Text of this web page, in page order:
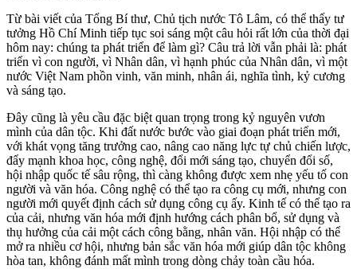
Từ bài viết của Tổng Bí thư, Chủ tịch nước Tô Lâm, có thể thấy tư
tưởng Hồ Chí Minh tiếp tục soi sáng một câu hỏi rất lớn của thời đại
hôm nay: chúng ta phát triển để làm gì? Câu trả lời vẫn phải là: phát
triển vì con người, vì Nhân dân, vì hạnh phúc của Nhân dân, vì một
nước Việt Nam phồn vinh, văn minh, nhân ái, nghĩa tình, kỷ cương
và sáng tạo.
Đây cũng là yêu cầu đặc biệt quan trọng trong kỷ nguyên vươn
mình của dân tộc. Khi đất nước bước vào giai đoạn phát triển mới,
với khát vọng tăng trưởng cao, nâng cao năng lực tự chủ chiến lược,
đẩy mạnh khoa học, công nghệ, đổi mới sáng tạo, chuyển đổi số,
hội nhập quốc tế sâu rộng, thì càng không được xem nhẹ yếu tố con
người và văn hóa. Công nghệ có thể tạo ra công cụ mới, nhưng con
người mới quyết định cách sử dụng công cụ ấy. Kinh tế có thể tạo ra
của cải, nhưng văn hóa mới định hướng cách phân bổ, sử dụng và
thụ hưởng của cải một cách công bằng, nhân văn. Hội nhập có thể
mở ra nhiều cơ hội, nhưng bản sắc văn hóa mới giúp dân tộc không
hòa tan, không đánh mất mình trong dòng chảy toàn cầu hóa.